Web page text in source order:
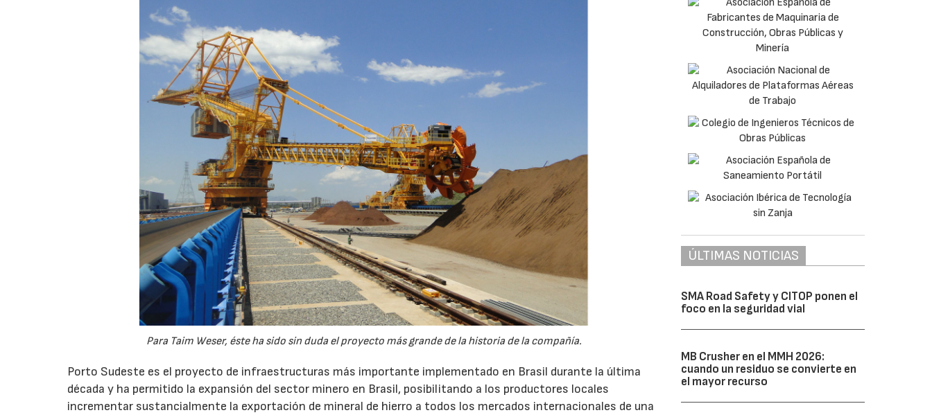
Para Taim Weser, éste ha sido sin duda el proyecto más grande de la historia de la compañía.
Porto Sudeste es el proyecto de infraestructuras más importante implementado en Brasil durante la última
década y ha permitido la expansión del sector minero en Brasil, posibilitando a los productores locales
incrementar sustancialmente la exportación de mineral de hierro a todos los mercados internacionales de una
ÚLTIMAS NOTICIAS
SMA Road Safety y CITOP ponen el
foco en la seguridad vial
MB Crusher en el MMH 2026:
cuando un residuo se convierte en
el mayor recurso